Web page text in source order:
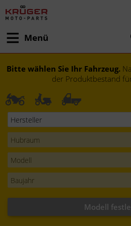
Menü
Bitte wählen Sie Ihr Fahrzeug.
der Produktbestand
Modell